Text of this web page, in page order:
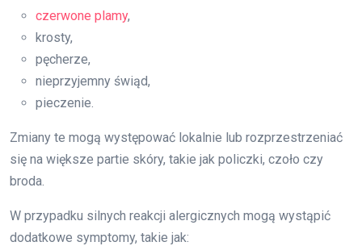
czerwone plamy,
krosty,
pęcherze,
nieprzyjemny świąd,
pieczenie.
Zmiany te mogą występować lokalnie lub rozprzestrzeniać
się na większe partie skóry, takie jak policzki, czoło czy
broda.
W przypadku silnych reakcji alergicznych mogą wystąpić
dodatkowe symptomy, takie jak: